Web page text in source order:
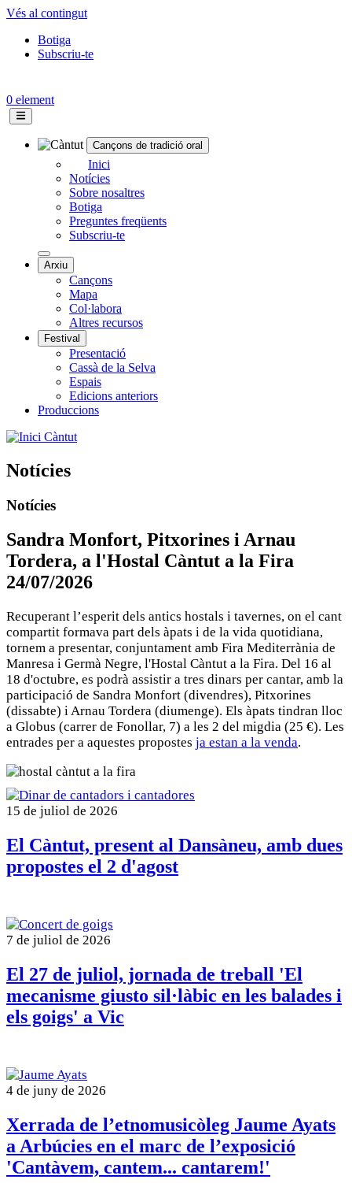
Vés al contingut
Topbar
Botiga
Subscriu-te
0 element
Navegació
principal
Cançons de tradició oral
Inici
Notícies
Sobre nosaltres
Botiga
Preguntes freqüents
Subscriu-te
Arxiu
Cançons
Mapa
Col·labora
Altres recursos
Festival
Presentació
Cassà de la Selva
Espais
Edicions anteriors
Produccions
Càntut
Notícies
Notícies
Sandra Monfort, Pitxorines i Arnau
Tordera, a l'Hostal Càntut a la Fira
24/07/2026
Recuperant l’esperit dels antics hostals i tavernes, on el cant
compartit formava part dels àpats i de la vida quotidiana,
tornem a presentar, conjuntament amb Fira Mediterrània de
Manresa i Germà Negre, l'Hostal Càntut a la Fira. Del 16 al
18 d'octubre, es podrà assistir a tres dinars per cantar, amb la
participació de Sandra Monfort (divendres), Pitxorines
(dissabte) i Arnau Tordera (diumenge). Els àpats tindran lloc
a Globus (carrer de Fonollar, 7) a les 2 del migdia (25 €). Les
entrades per a aquestes propostes ja estan a la venda.
15 de juliol de 2026
El Càntut, present al Dansàneu, amb dues
propostes el 2 d'agost
7 de juliol de 2026
El 27 de juliol, jornada de treball 'El
mecanisme giusto sil·làbic en les balades i
els goigs' a Vic
4 de juny de 2026
Xerrada de l’etnomusicòleg Jaume Ayats
a Arbúcies en el marc de l’exposició
'Cantàvem, cantem... cantarem!'